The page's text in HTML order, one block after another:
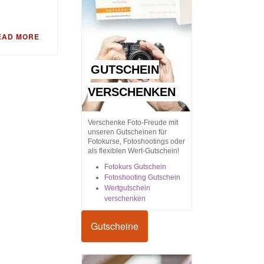
MORE
GUTSCHEIN
VERSCHENKEN
Verschenke Foto-Freude mit
unseren Gutscheinen für
Fotokurse, Fotoshootings oder
als flexiblen Wert-Gutschein!
Fotokurs Gutschein
Fotoshooting Gutschein
Wertgutschein
verschenken
Gutscheine